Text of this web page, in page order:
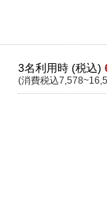
3名利用時 (税込)
(消費税込